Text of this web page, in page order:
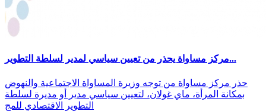
مركز مساواة يحذر من تعيين سياسي لمدير لسلطة التطوير...
حذر مركز مساواة من توجه وزيرة المساواة الاجتماعية والنهوض
بمكانة المرأة، ماي غولان، لتعيين سياسي مدير أو مديرة لسلطة
التطوير الاقتصادي للمج